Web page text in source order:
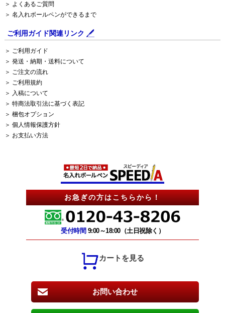
お急ぎの方はこちらから！
受付時間 9:00～18:00（土日祝除く）
カートを見る
お問い合わせ
＞ よくあるご質問
＞ 名入れボールペンができるまで
ご利用ガイド関連リンク
＞ ご利用ガイド
＞ 発送・納期・送料について
＞ ご注文の流れ
＞ ご利用規約
＞ 入稿について
＞ 特商法取引法に基づく表記
＞ 梱包オプション
＞ 個人情報保護方針
＞ お支払い方法